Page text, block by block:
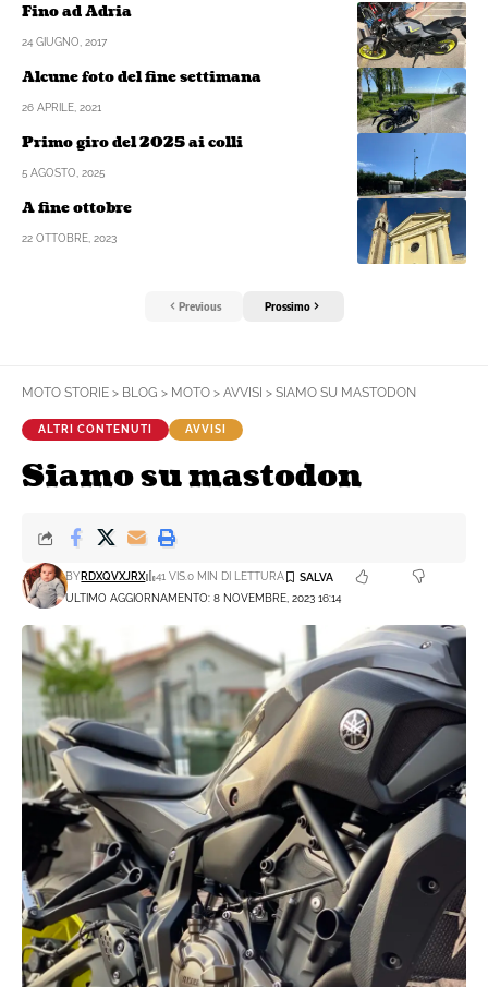
Fino ad Adria
24 GIUGNO, 2017
Alcune foto del fine settimana
26 APRILE, 2021
Primo giro del 2025 ai colli
5 AGOSTO, 2025
A fine ottobre
22 OTTOBRE, 2023
Previous Prossimo
MOTO STORIE > BLOG > MOTO > AVVISI > SIAMO SU MASTODON
ALTRI CONTENUTI AVVISI
Siamo su mastodon
ULTIMO AGGIORNAMENTO: 8 NOVEMBRE, 2023 16:14
BY RDXQVXJRX 41 VIS.0 MIN DI LETTURA